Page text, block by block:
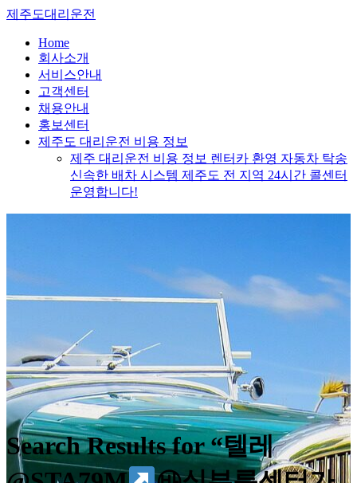
Skip
content
제주도대리운전
Home
회사소개
서비스안내
고객센터
채용안내
홍보센터
제주도 대리운전 비용 정보
제주 대리운전 비용 정보 렌터카 환영 자동차 탁송
신속한 배차 시스템 제주도 전 지역 24시간 콜센터
운영합니다!
Search Results for “텔레